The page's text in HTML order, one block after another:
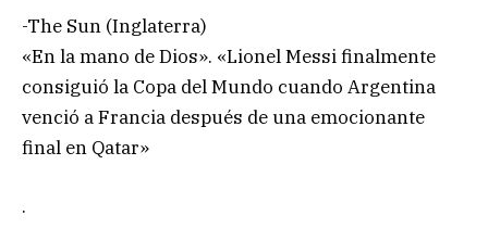
-The Sun (Inglaterra)
«En la mano de Dios». «Lionel Messi finalmente
consiguió la Copa del Mundo cuando Argentina
venció a Francia después de una emocionante
final en Qatar»
.